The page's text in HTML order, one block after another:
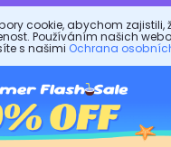
cookie, abychom zajistili,
Používáním našich
s našimi Ochrana